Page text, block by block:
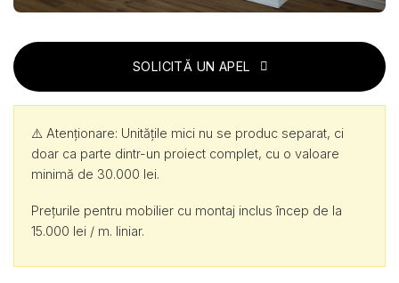
SOLICITĂ UN APEL
⚠️ Atenționare: Unitățile mici nu se produc separat, ci
doar ca parte dintr-un proiect complet, cu o valoare
minimă de 30.000 lei.
Prețurile pentru mobilier cu montaj inclus încep de la
15.000 lei / m. liniar.